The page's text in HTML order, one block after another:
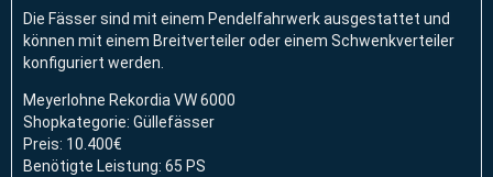
Die Fässer sind mit einem Pendelfahrwerk ausgestattet und
können mit einem Breitverteiler oder einem Schwenkverteiler
konfiguriert werden.
Meyerlohne Rekordia VW 6000
Shopkategorie: Güllefässer
Preis: 10.400€
Benötigte Leistung: 65 PS